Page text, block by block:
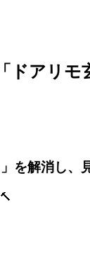
ドアリ
を解消し、